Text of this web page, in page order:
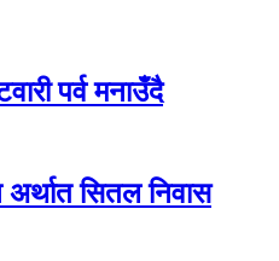
पर्व मनाउँदै
सितल निवास